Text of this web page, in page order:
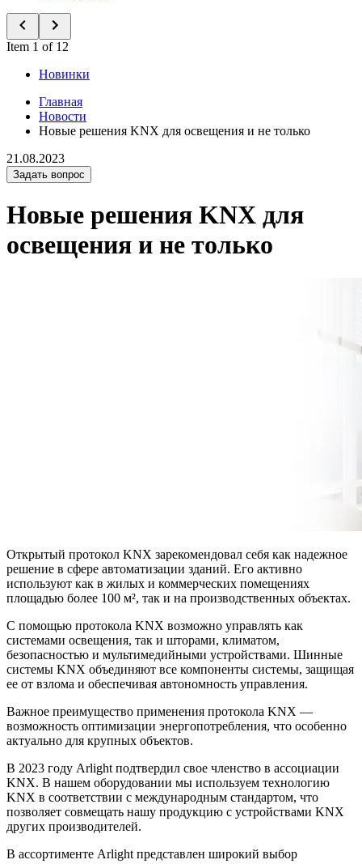
Item 1 of 12
Новинки
Главная
Новости
Новые решения KNX для освещения и не только
21.08.2023
Задать вопрос
Новые решения KNX для
освещения и не только
Открытый протокол KNX зарекомендовал себя как надежное
решение в сфере автоматизации зданий. Его активно
используют как в жилых и коммерческих помещениях
площадью более 100 м², так и на производственных объектах.
С помощью протокола KNX возможно управлять как
системами освещения, так и шторами, климатом,
безопасностью и мультимедийными устройствами. Шинные
системы KNX объединяют все компоненты системы, защищая
ее от взлома и обеспечивая автономность управления.
Важное преимущество применения протокола KNX —
возможность оптимизации энергопотребления, что особенно
актуально для крупных объектов.
В 2023 году Arlight подтвердил свое членство в ассоциации
KNX. В нашем оборудовании мы используем технологию
KNX в соответствии с международным стандартом, что
позволяет совмещать нашу продукцию с устройствами KNX
других производителей.
В ассортименте Arlight представлен широкий выбор